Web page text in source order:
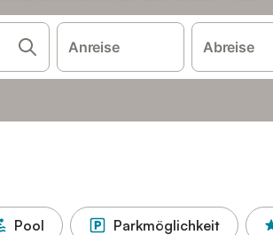
Anreise Abreise
Pool Parkmöglichkeit